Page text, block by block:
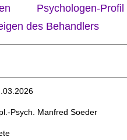
Psychologen-Profil
des Behandlers
Psych. Manfred Soeder